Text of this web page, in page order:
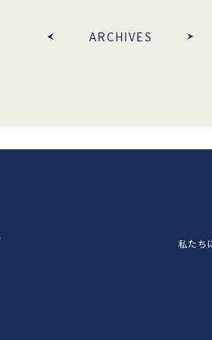
ARCHIVES
私たち